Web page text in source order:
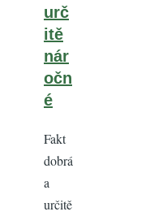
urč
itě
nár
očn
é
Fakt
dobrá
a
určitě